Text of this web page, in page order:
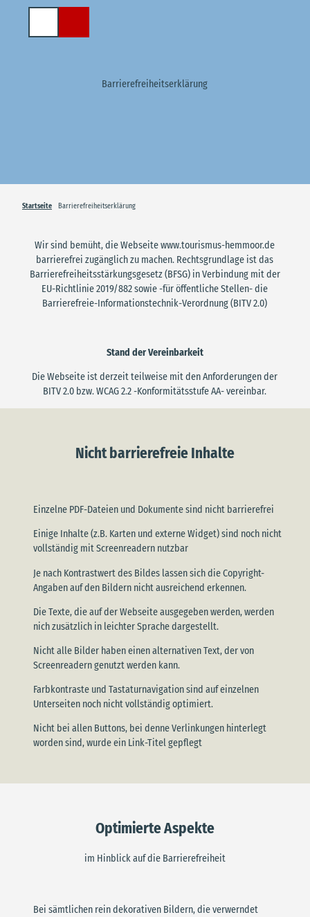
Barrierefreiheitserklärung
Startseite Barrierefreiheitserklärung
Wir sind bemüht, die Webseite www.tourismus-hemmoor.de
barrierefrei zugänglich zu machen. Rechtsgrundlage ist das
Barrierefreiheitsstärkungsgesetz (BFSG) in Verbindung mit der
EU-Richtlinie 2019/882 sowie -für öffentliche Stellen- die
Barrierefreie-Informationstechnik-Verordnung (BITV 2.0)
Stand der Vereinbarkeit
Die Webseite ist derzeit teilweise mit den Anforderungen der
BITV 2.0 bzw. WCAG 2.2 -Konformitätsstufe AA- vereinbar.
Nicht barrierefreie Inhalte
Einzelne PDF-Dateien und Dokumente sind nicht barrierefrei
Einige Inhalte (z.B. Karten und externe Widget) sind noch nicht
vollständig mit Screenreadern nutzbar
Je nach Kontrastwert des Bildes lassen sich die Copyright-
Angaben auf den Bildern nicht ausreichend erkennen.
Die Texte, die auf der Webseite ausgegeben werden, werden
nich zusätzlich in leichter Sprache dargestellt.
Nicht alle Bilder haben einen alternativen Text, der von
Screenreadern genutzt werden kann.
Farbkontraste und Tastaturnavigation sind auf einzelnen
Unterseiten noch nicht vollständig optimiert.
Nicht bei allen Buttons, bei denne Verlinkungen hinterlegt
worden sind, wurde ein Link-Titel gepflegt
Optimierte Aspekte
im Hinblick auf die Barrierefreiheit
Bei sämtlichen rein dekorativen Bildern, die verwerndet